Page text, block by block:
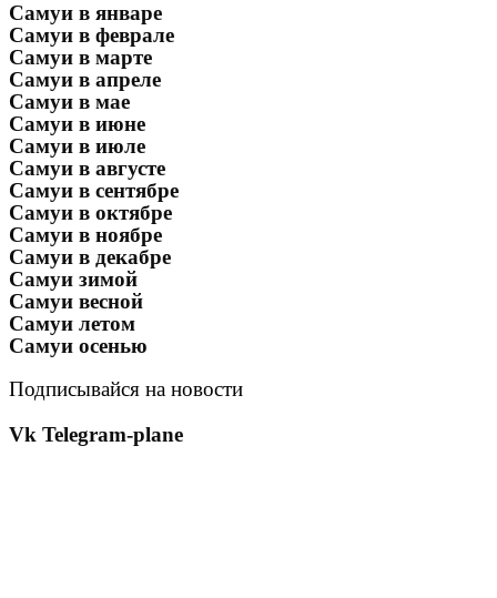
Самуи в январе
Самуи в феврале
Самуи в марте
Самуи в апреле
Самуи в мае
Самуи в июне
Самуи в июле
Самуи в августе
Самуи в сентябре
Самуи в октябре
Самуи в ноябре
Самуи в декабре
Самуи зимой
Самуи весной
Самуи летом
Самуи осенью
Подписывайся на новости
Vk Telegram-plane